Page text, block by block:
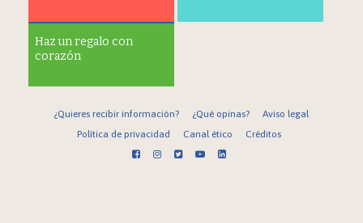
Haz un regalo con
corazón
¿Quieres recibir información? ¿Qué opinas?
Aviso legal
Política de privacidad
Canal ético Créditos